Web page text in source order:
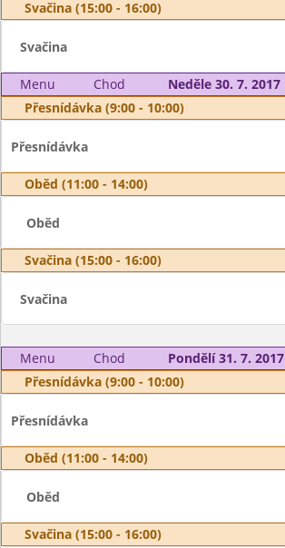
Svačina (15:00 - 16:00)
Svačina
Menu Chod
Neděle 30. 7. 2017
Přesnídávka (9:00 - 10:00)
Přesnídávka
Oběd (11:00 - 14:00)
Oběd
Svačina (15:00 - 16:00)
Svačina
Menu Chod
Pondělí 31. 7. 2017
Přesnídávka (9:00 - 10:00)
Přesnídávka
Oběd (11:00 - 14:00)
Oběd
Svačina (15:00 - 16:00)